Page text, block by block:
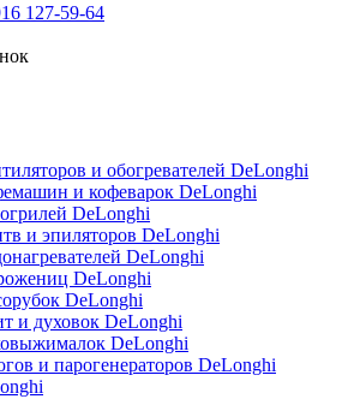
127-59-64
и обогревателей DeLonghi
и кофеварок DeLonghi
DeLonghi
и эпиляторов DeLonghi
DeLonghi
DeLonghi
DeLonghi
и духовок DeLonghi
DeLonghi
и парогенераторов DeLonghi